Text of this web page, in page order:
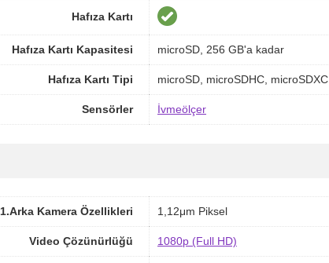
Hafıza Kartı
Hafıza Kartı Kapasitesi microSD, 256 GB'a kadar
Hafıza Kartı Tipi microSD, microSDHC, microSDXC
Sensörler İvmeölçer
1.Arka Kamera Özellikleri 1,12μm Piksel
Video Çözünürlüğü 1080p (Full HD)